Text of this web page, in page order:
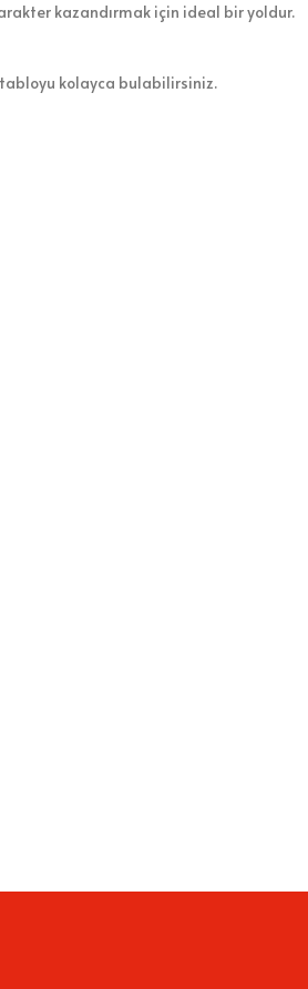
kazandırmak için ideal bir yoldur.
kolayca bulabilirsiniz.